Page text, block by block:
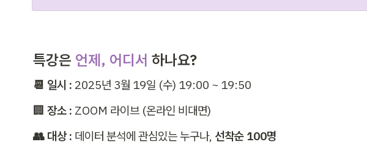
특강은 언제, 어디서 하나요?
📆 일시 : 2025년 3월 19일 (수) 19:00 ~ 19:50
🏢 장소 : ZOOM 라이브 (온라인 비대면)
👥 대상 : 데이터 분석에 관심있는 누구나, 선착순 100명